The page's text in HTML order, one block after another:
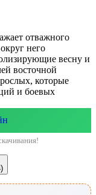
отважного
него
весну и
восточной
которые
и боевых